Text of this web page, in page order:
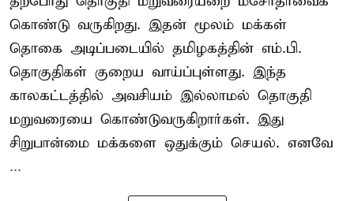
கொண்டு வருகிறது. இதன் மூலம் மக்கள்
தொகை அடிப்படையில் தமிழகத்தின் எம்.பி.
தொகுதிகள் குறைய வாய்ப்புள்ளது. இந்த
காலகட்டத்தில் அவசியம் இல்லாமல் தொகுதி
மறுவரையை கொண்டுவருகிறார்கள். இது
சிறுபான்மை மக்களை ஒதுக்கும் செயல். எனவே
...